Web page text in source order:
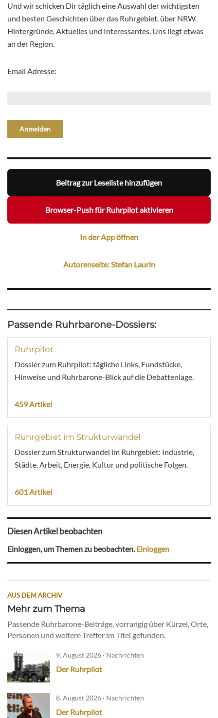
Und wir schicken Dir täglich eine Auswahl der wichtigsten
und besten Geschichten über das Ruhrgebiet, über NRW.
Hintergründe, Aktuelles und Interessantes. Uns liegt etwas
an der Region.
Email Adresse:
Beitrag zur Leseliste hinzufügen
Browser-Push für Ruhrpilot aktivieren
In der App öffnen
Autorenseite: Stefan Laurin
Passende Ruhrbarone-Dossiers:
Ruhrpilot
Dossier zum Ruhrpilot: tägliche Links, Fundstücke,
Hinweise und Ruhrbarone-Blick auf die Debattenlage.
459 Artikel
Ruhrgebiet im Strukturwandel
Dossier zum Strukturwandel im Ruhrgebiet: Industrie,
Städte, Arbeit, Energie, Kultur und politische Folgen.
601 Artikel
Diesen Artikel beobachten
Einloggen, um Themen zu beobachten.Einloggen
AUS DEM ARCHIV
Mehr zum Thema
Passende Ruhrbarone-Beiträge, vorrangig über Kürzel, Orte,
Personen und weitere Treffer im Titel gefunden.
9. August 2026 · Nachrichten
Der Ruhrpilot
8. August 2026 · Nachrichten
Der Ruhrpilot